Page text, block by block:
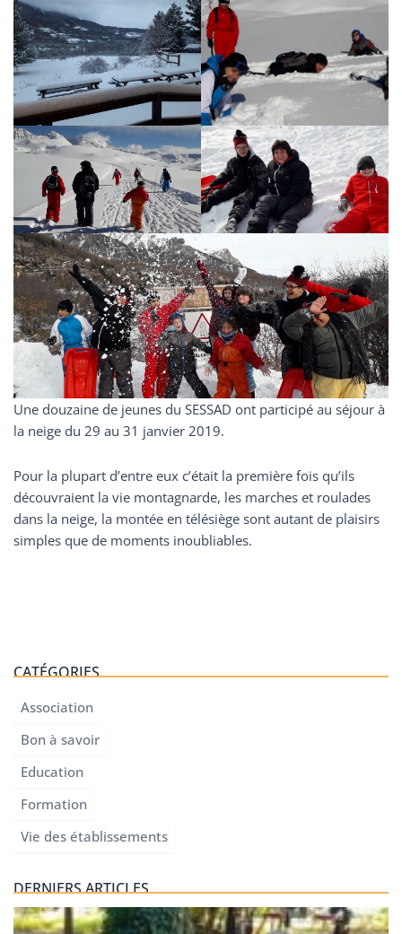
Une douzaine de jeunes du SESSAD ont participé au séjour à
la neige du 29 au 31 janvier 2019.
Pour la plupart d’entre eux c’était la première fois qu’ils
découvraient la vie montagnarde, les marches et roulades
dans la neige, la montée en télésiège sont autant de plaisirs
simples que de moments inoubliables.
CATÉGORIES
Association
Bon à savoir
Education
Formation
Vie des établissements
DERNIERS ARTICLES